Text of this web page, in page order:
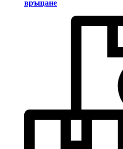
връщане